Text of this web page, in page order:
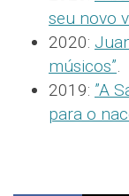
seu novo
2020:
músicos”.
2019: ”A
para o